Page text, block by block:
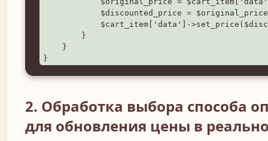
}
2. Обработка выбора способа
для обновления цены в